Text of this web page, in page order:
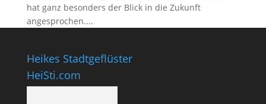
hat ganz besonders der Blick in die Zukunft
angesprochen....
Heikes Stadtgeflüster
HeiSti.com